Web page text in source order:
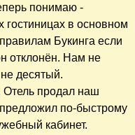
понимаю -
гостиницах в основном
Букинга если
отклонён. Нам не
десятый.
Отель продал наш
по-быстрому
кабинет.